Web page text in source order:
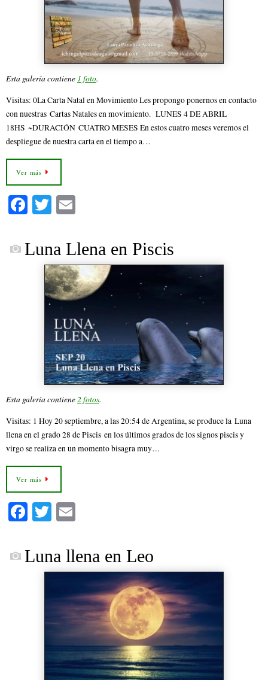
Esta galería contiene 1 foto.
Visitas: 0La Carta Natal en Movimiento Les propongo ponernos en contacto
con nuestras Cartas Natales en movimiento. LUNES 4 DE ABRIL
18HS ~DURACIÓN CUATRO MESES En estos cuatro meses veremos el
despliegue de nuestra carta en el tiempo a…
Ver más
Fa
bo
ok
T
tte
r
ail
Luna Llena en Piscis
Esta galería contiene 2 fotos.
Visitas: 1 Hoy 20 septiembre, a las 20:54 de Argentina, se produce la Luna
llena en el grado 28 de Piscis en los últimos grados de los signos piscis y
virgo se realiza en un momento bisagra muy…
Ver más
Fa
bo
ok
T
tte
r
ail
Luna llena en Leo